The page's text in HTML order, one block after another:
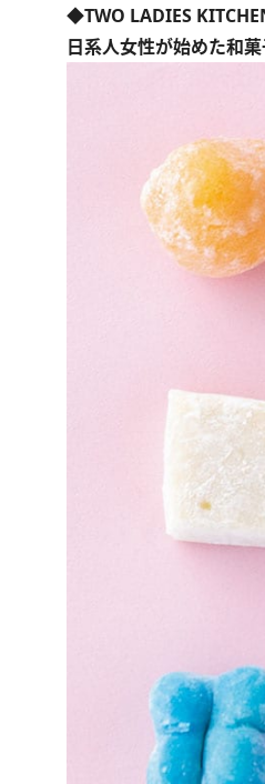
◆TWO LADIES
日系人女性が始めた和